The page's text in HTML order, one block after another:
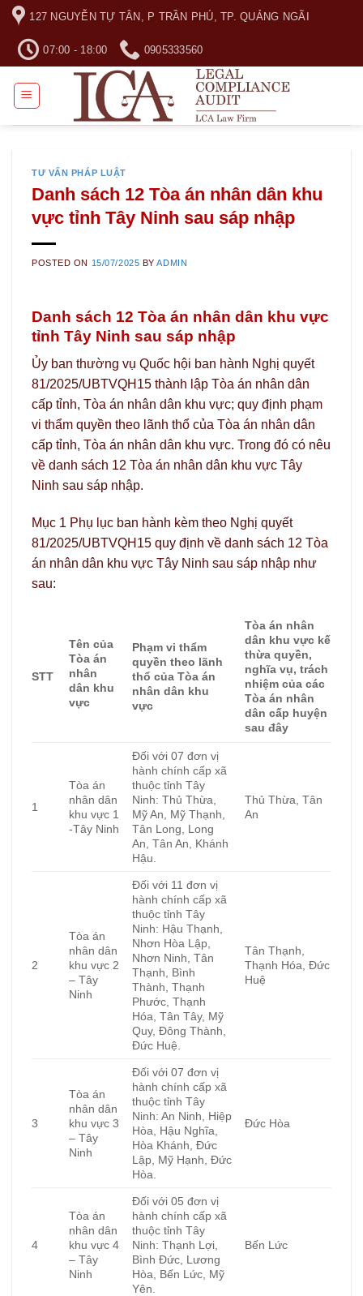
Skip
content
127 NGUYỄN TỰ TÂN, P TRẦN PHÚ, TP. QUẢNG NGÃI
07:00 - 18:00 0905333560
TƯ VẤN PHÁP LUẬT
Danh sách 12 Tòa án nhân dân khu
vực tỉnh Tây Ninh sau sáp nhập
POSTED ON 15/07/2025 BYADMIN
Danh sách 12 Tòa án nhân dân khu vực
tỉnh Tây Ninh sau sáp nhập
Ủy ban thường vụ Quốc hội ban hành Nghị quyết
81/2025/UBTVQH15 thành lập Tòa án nhân dân
cấp tỉnh, Tòa án nhân dân khu vực; quy định phạm
vi thẩm quyền theo lãnh thổ của Tòa án nhân dân
cấp tỉnh, Tòa án nhân dân khu vực. Trong đó có nêu
về danh sách 12 Tòa án nhân dân khu vực Tây
Ninh sau sáp nhập.
Mục 1 Phụ lục ban hành kèm theo Nghị quyết
81/2025/UBTVQH15 quy định về danh sách 12 Tòa
án nhân dân khu vực Tây Ninh sau sáp nhập như
sau:
STT
Tên của
Tòa án
nhân
dân khu
vực
Phạm vi thẩm
quyền theo lãnh
thổ của Tòa án
nhân dân khu
vực
Tòa án nhân
dân khu vực kế
thừa quyền,
nghĩa vụ, trách
nhiệm của các
Tòa án nhân
dân cấp huyện
sau đây
1
Tòa án
nhân dân
khu vực 1
-Tây Ninh
Đối với 07 đơn vị
hành chính cấp xã
thuộc tỉnh Tây
Ninh: Thủ Thừa,
Mỹ An, Mỹ Thạnh,
Tân Long, Long
An, Tân An, Khánh
Hậu.
Thủ Thừa, Tân
An
2
Tòa án
nhân dân
khu vực 2
– Tây
Ninh
Đối với 11 đơn vị
hành chính cấp xã
thuộc tỉnh Tây
Ninh: Hậu Thạnh,
Nhơn Hòa Lập,
Nhơn Ninh, Tân
Thạnh, Bình
Thành, Thạnh
Phước, Thạnh
Hóa, Tân Tây, Mỹ
Quy, Đông Thành,
Đức Huệ.
Tân Thạnh,
Thạnh Hóa, Đức
Huệ
3
Tòa án
nhân dân
khu vực 3
– Tây
Ninh
Đối với 07 đơn vị
hành chính cấp xã
thuộc tỉnh Tây
Ninh: An Ninh, Hiệp
Hòa, Hậu Nghĩa,
Hòa Khánh, Đức
Lập, Mỹ Hạnh, Đức
Hòa.
Đức Hòa
4
Tòa án
nhân dân
khu vực 4
– Tây
Ninh
Đối với 05 đơn vị
hành chính cấp xã
thuộc tỉnh Tây
Ninh: Thạnh Lợi,
Bình Đức, Lương
Hòa, Bến Lức, Mỹ
Yên.
Bến Lức